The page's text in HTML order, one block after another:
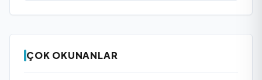
ÇOK OKUNANLAR